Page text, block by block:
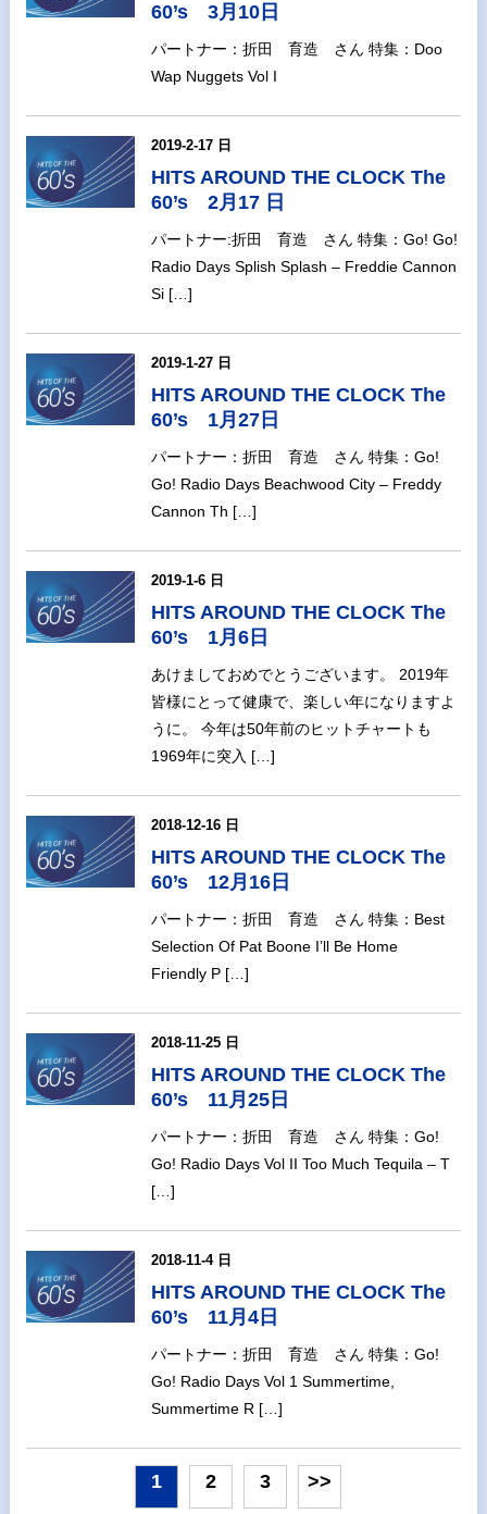
60’s 3月10日
パートナー：折田 育造 さん 特集：Doo
Wap Nuggets Vol I
2019-2-17 日
HITS AROUND THE CLOCK The
60’s 2月17 日
パートナー:折田 育造 さん 特集：Go! Go!
Radio Days Splish Splash – Freddie Cannon
Si […]
2019-1-27 日
HITS AROUND THE CLOCK The
60’s 1月27日
パートナー：折田 育造 さん 特集：Go!
Go! Radio Days Beachwood City – Freddy
Cannon Th […]
2019-1-6 日
HITS AROUND THE CLOCK The
60’s 1月6日
あけましておめでとうございます。 2019年
皆様にとって健康で、楽しい年になりますよ
うに。 今年は50年前のヒットチャートも
1969年に突入 […]
2018-12-16 日
HITS AROUND THE CLOCK The
60’s 12月16日
パートナー：折田 育造 さん 特集：Best
Selection Of Pat Boone I’ll Be Home
Friendly P […]
2018-11-25 日
HITS AROUND THE CLOCK The
60’s 11月25日
パートナー：折田 育造 さん 特集：Go!
Go! Radio Days Vol II Too Much Tequila – T
[…]
2018-11-4 日
HITS AROUND THE CLOCK The
60’s 11月4日
パートナー：折田 育造 さん 特集：Go!
Go! Radio Days Vol 1 Summertime,
Summertime R […]
1 2 3 >>